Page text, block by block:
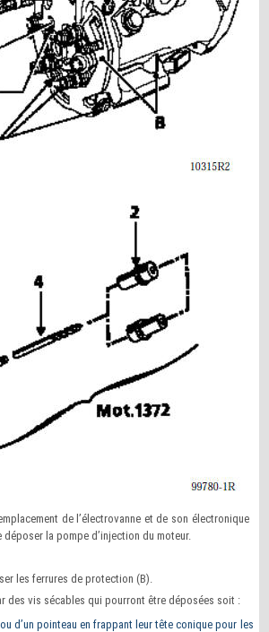
de l’électrovanne et de son électronique
la pompe d’injection du moteur.
les ferrures de protection (B).
des vis sécables qui pourront être déposées soit :
d’un pointeau en frappant leur tête conique pour les